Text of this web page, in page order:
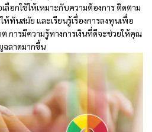
ลือกใช้ให้เหมาะกับความต้องการ ติดตาม
ห้ทันสมัย และเรียนรู้เรื่องการลงทุนเพื่อ
การมีความรู้ทางการเงินที่ดีจะช่วยให้คุณ
ฉลาดมากขึ้น